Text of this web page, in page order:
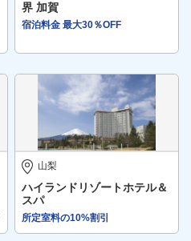
界 加賀
宿泊料金 最大30％OFF
山梨
ハイランドリゾートホテル＆
スパ
所定室料の10%割引